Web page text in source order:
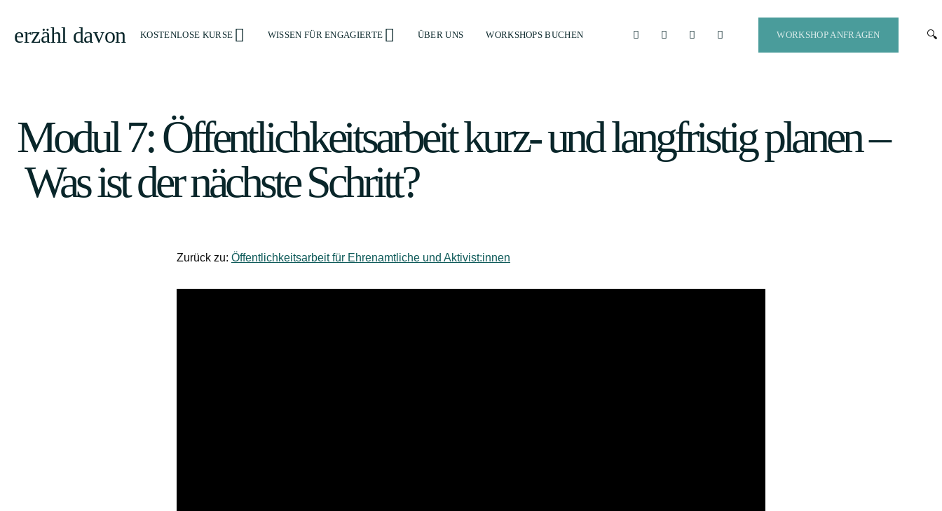
erzähl davon KOSTENLOSE KURSE WISSEN FÜR ENGAGIERTE ÜBER UNS WORKSHOPS BUCHEN WORKSHOP ANFRAGEN
Modul 7: Öffentlichkeitsarbeit kurz- und langfristig planen​ –
Was ist der nächste Schritt?​
Zurück zu: Öffentlichkeitsarbeit für Ehrenamtliche und Aktivist:innen​